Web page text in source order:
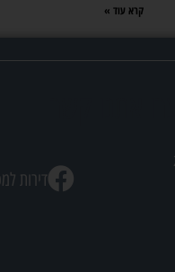
קרא עוד »
דירות